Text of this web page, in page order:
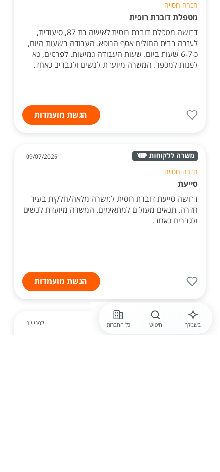
חברה חסויה
מטפלת דוברת רוסית
דרושה מטפלת דוברת רוסית לאישה בת 87, סיעודית,
לעזרה בבית החולים אסף הרופא. העבודה בשעות היום,
כ-6-7 שעות ביום. שעות העבודה גמישות. לפרטים, נא
לפנות למספר. המשרה מיועדת לנשים ולגברים כאחד.
הגשת מועמדות
09/07/2026
חברה חסויה
סייעת
דרושה סייעת דוברת רוסית למשרה מלאה/חלקית בעיר
חדרה. תנאים מעולים למתאימים. המשרה מיועדת לנשים
ולגברים כאחד.
הגשת מועמדות
לפני יום בשבילך חיפוש כל החברות